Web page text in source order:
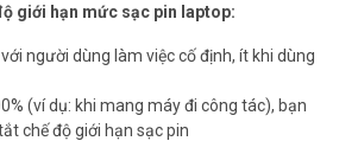
giới hạn mức sạc pin laptop:
người dùng làm việc cố định, ít khi dùng
(ví dụ: khi mang máy đi công tác), bạn
chế độ giới hạn sạc pin